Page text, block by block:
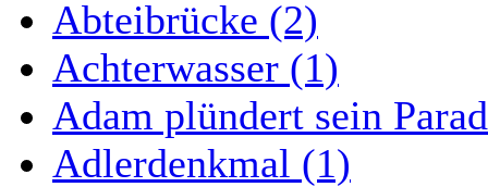
Abteibrücke (2)
Achterwasser (1)
Adam plündert sein
Adlerdenkmal (1)